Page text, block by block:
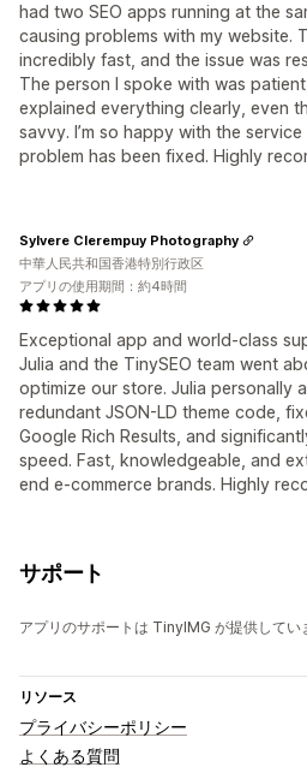
had two SEO apps running at the
causing problems with my website.
incredibly fast, and the issue was
The person I spoke with was
explained everything clearly, even
savvy. I’m so happy with the
problem has been fixed. Highly
Exceptional app and world-class
Julia and the TinySEO team went
optimize our store. Julia personally
redundant JSON-LD theme code,
Google Rich Results, and
speed. Fast, knowledgeable, and
end e-commerce brands. Highly
Sylvere Clerempuy Photography
中華人民共和国香港特別行政区
アプリの使用期間：約4時間
サポート
アプリのサポートは TinyIMG が提供してい
リソース
プライバシーポリシー
よくある質問